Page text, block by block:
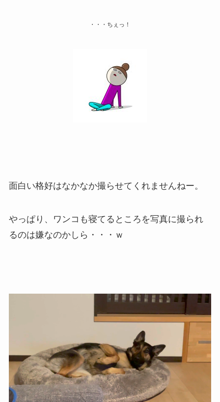
・・・ちぇっ！
面白い格好はなかなか撮らせてくれませんねー。
やっぱり、ワンコも寝てるところを写真に撮られ
るのは嫌なのかしら・・・ｗ